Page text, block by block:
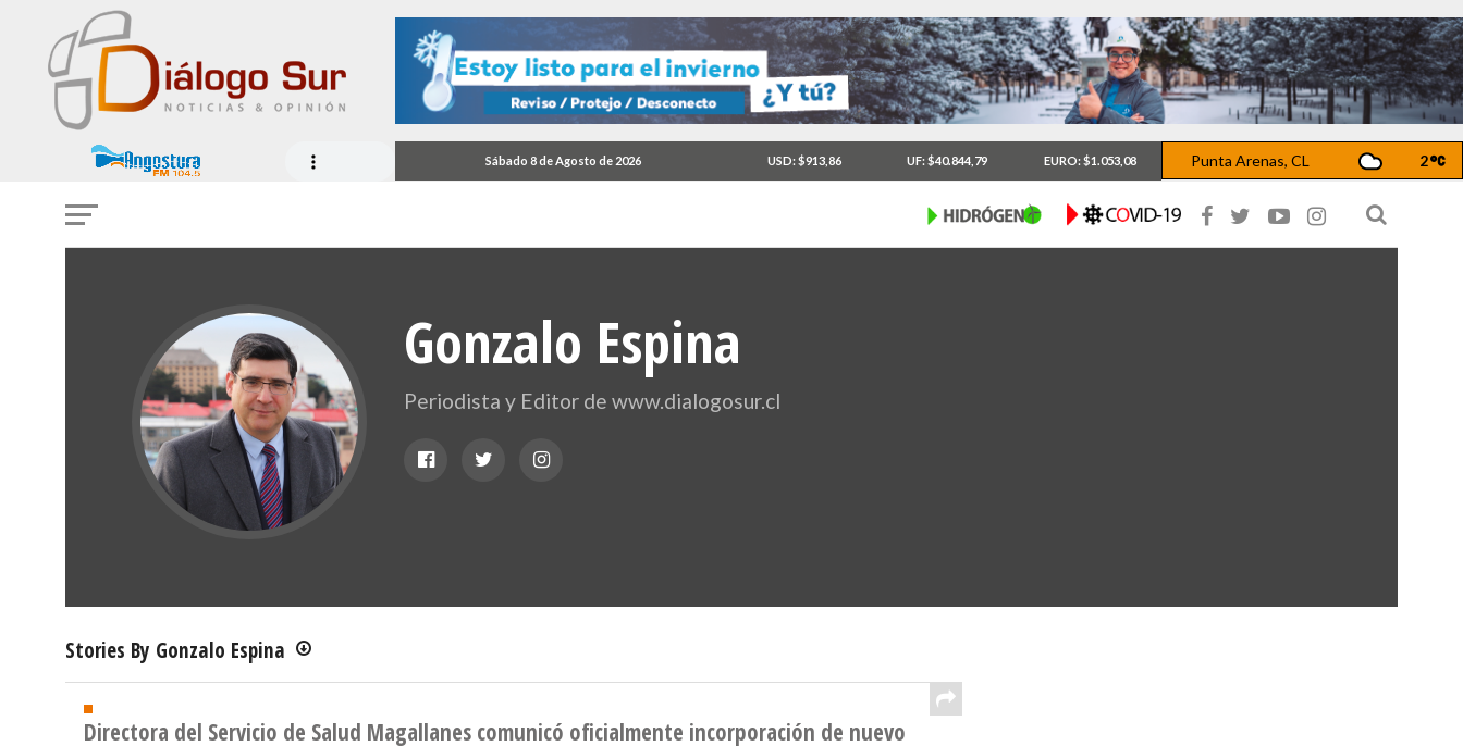
Sábado 8 de Agosto de 2026 USD: $913,86 UF: $40.844,79 EURO: $1.053,08 Punta Arenas, CL 2
Gonzalo Espina
Periodista y Editor de www.dialogosur.cl
Stories By Gonzalo Espina
Directora del Servicio de Salud Magallanes comunicó oficialmente incorporación de nuevo